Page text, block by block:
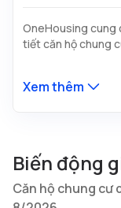
OneHousing cung
tiết căn hộ chung
Xem thêm
Biến động
Căn hộ chung cư